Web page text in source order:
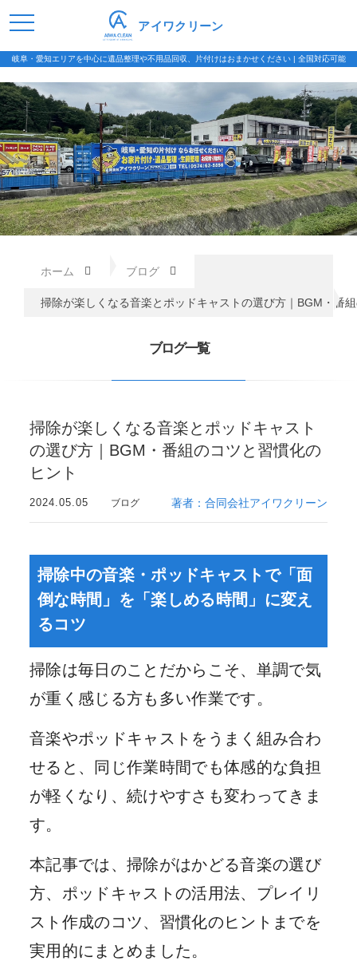
岐阜・愛知エリアを中心に遺品整理や不用品回収、片付けはおまかせください | 全国対応可能
アイワクリーン
ホーム ブログ
掃除が楽しくなる音楽とポッドキャストの選び方｜BGM・番
ブログ一覧
掃除が楽しくなる音楽とポッドキャスト
の選び方｜BGM・番組のコツと習慣化の
ヒント
2024.05.05 ブログ 著者：合同会社アイワクリーン
掃除中の音楽・ポッドキャストで「面
倒な時間」を「楽しめる時間」に変え
るコツ
掃除は毎日のことだからこそ、単調で気
が重く感じる方も多い作業です。
音楽やポッドキャストをうまく組み合わ
せると、同じ作業時間でも体感的な負担
が軽くなり、続けやすさも変わってきま
す。
本記事では、掃除がはかどる音楽の選び
方、ポッドキャストの活用法、プレイリ
スト作成のコツ、習慣化のヒントまでを
実用的にまとめました。